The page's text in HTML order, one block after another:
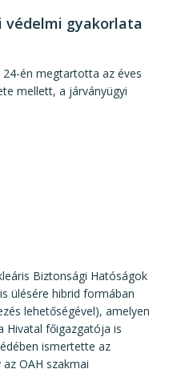
védelmi gyakorlata
én megtartotta az éves
mellett, a járványügyi
Biztonsági Hatóságok
ülésére hibrid formában
lehetőségével), amelyen
Hivatal főigazgatója is
ismertette az
OAH szakmai